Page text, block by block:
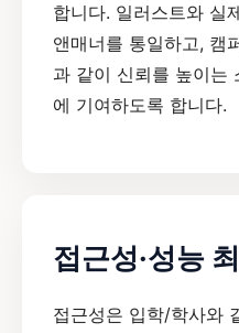
합니다. 일러스트와 실
앤매너를 통일하고, 캠
과 같이 신뢰를 높이는
에 기여하도록 합니다.
접근성·성능
접근성은 입학/학사와